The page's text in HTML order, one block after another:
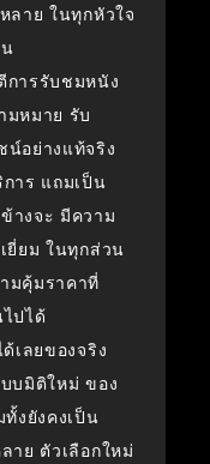
ลาย ในทุกหัวใจ
ารรับชมหนัง
มหมาย รับ
อย่างแท้จริง
าร แถมเป็น
างจะ มีความ
ยี่ยม ในทุกส่วน
มคุ้มราคาที่
ปได้
เลยของจริง
บมิติใหม่ ของ
งยังคงเป็น
าย ตัวเลือกใหม่